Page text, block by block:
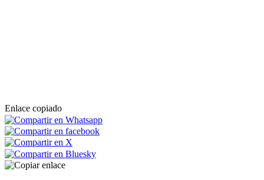
Enlace copiado